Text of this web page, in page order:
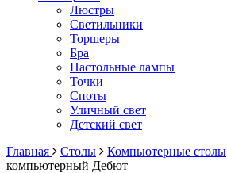
Люстры
Светильники
Торшеры
Бра
Настольные лампы
Точки
Споты
Уличный свет
Детский свет
Главная
Столы Компьютерные столы
компьютерный Дебют